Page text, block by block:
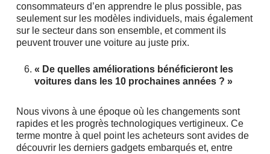
consommateurs d’en apprendre le plus possible, pas
seulement sur les modèles individuels, mais également
sur le secteur dans son ensemble, et comment ils
peuvent trouver une voiture au juste prix.
« De quelles améliorations bénéficieront les
voitures dans les 10 prochaines années ? »
Nous vivons à une époque où les changements sont
rapides et les progrès technologiques vertigineux. Ce
terme montre à quel point les acheteurs sont avides de
découvrir les derniers gadgets embarqués et, entre